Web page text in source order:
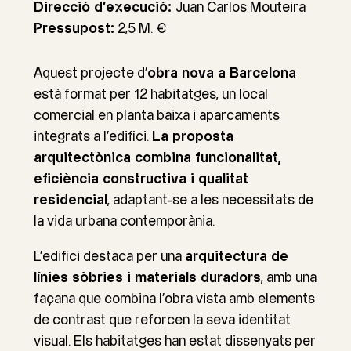
Direcció d’execució: Juan Carlos Mouteira
Pressupost: 2,5 M. €
Aquest projecte d’obra nova a Barcelona
està format per 12 habitatges, un local
comercial en planta baixa i aparcaments
integrats a l’edifici. La proposta
arquitectònica combina funcionalitat,
eficiència constructiva i qualitat
residencial , adaptant-se a les necessitats de
la vida urbana contemporània.
L’edifici destaca per una arquitectura de
línies sòbries i materials duradors, amb una
façana que combina l’obra vista amb elements
de contrast que reforcen la seva identitat
visual. Els habitatges han estat dissenyats per